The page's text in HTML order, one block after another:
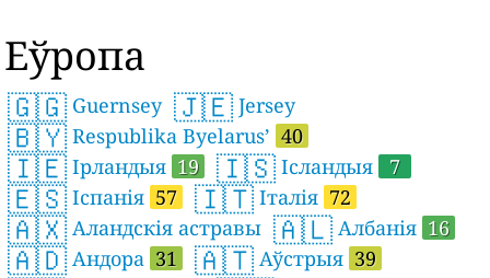
Еўропа
🇬🇬 Guernsey 🇯🇪 Jersey
🇧🇾 Respublika Byelarus’ 40
🇮🇪 Ірландыя 19 🇮🇸 Ісландыя 7
🇪🇸 Іспанія 57 🇮🇹 Італія 72
🇦🇽 Аландскія астравы 🇦🇱 Албанія 16
🇦🇩 Андора 31 🇦🇹 Аўстрыя 39